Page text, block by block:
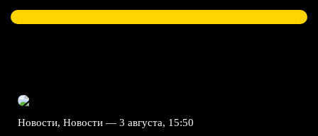
Новости, Новости — 3 августа, 15:50